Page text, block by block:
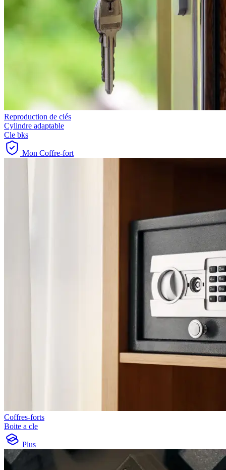
Reproduction de clés
Cylindre adaptable
Cle bks
Mon Coffre-fort
Coffres-forts
Boite a cle
Plus